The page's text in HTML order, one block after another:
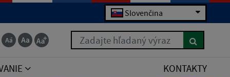
Slovenčina
Zadajte hľadaný výraz
KONTAKTY